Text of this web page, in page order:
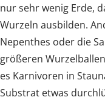
nur sehr wenig Erde,
Wurzeln ausbilden.
Nepenthes oder die
größeren
es Karnivoren in
Substrat etwas